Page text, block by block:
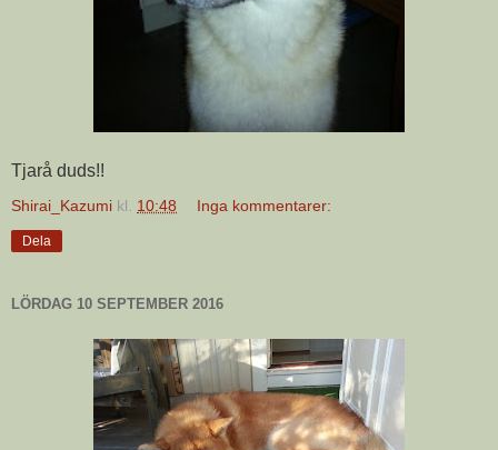
Tjarå duds!!
Shirai_Kazumi kl. 10:48 Inga kommentarer:
Dela
LÖRDAG 10 SEPTEMBER 2016